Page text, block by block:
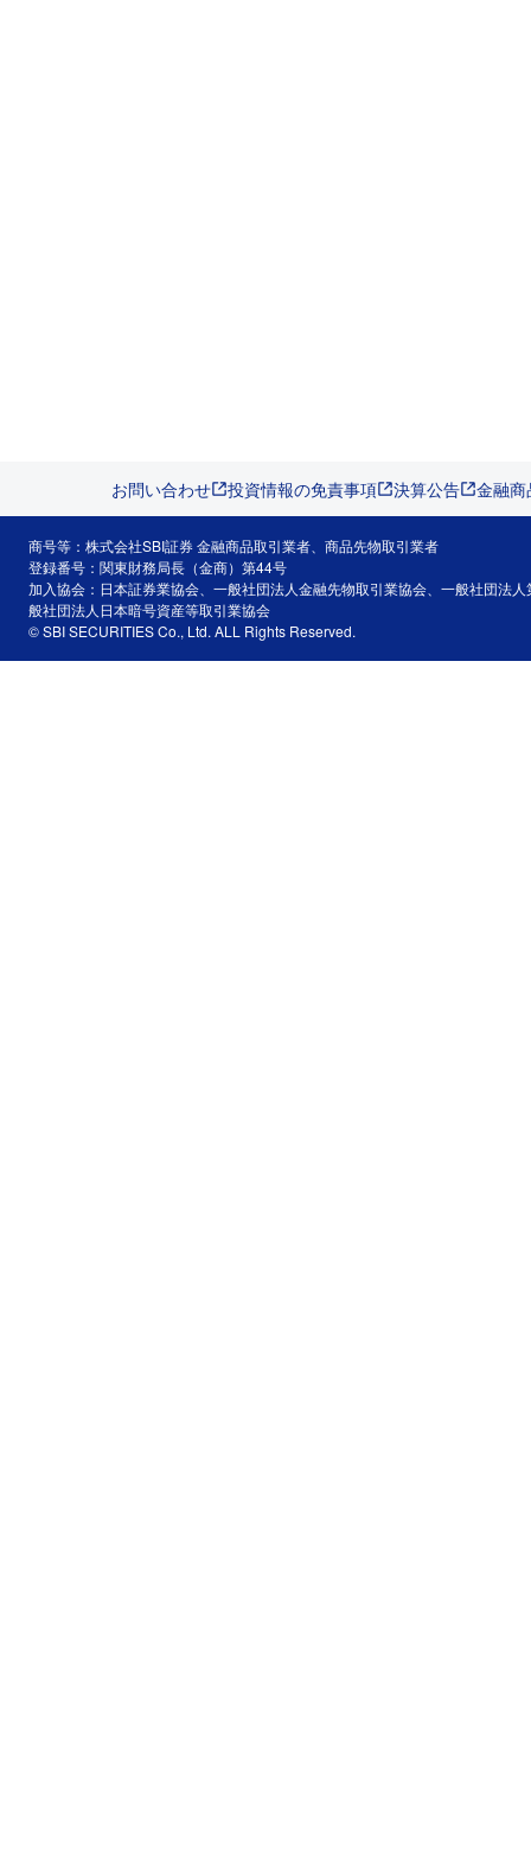
お問い合わせ 投資情報の免責事項 決算公告 金融
商号等：株式会社SBI証券 金融商品取引業者、商品先物取引業者
登録番号：関東財務局長（金商）第44号
加入協会：日本証券業協会、一般社団法人金融先物取引業協会、一般社団法
般社団法人日本暗号資産等取引業協会
© SBI SECURITIES Co., Ltd. ALL Rights Reserved.